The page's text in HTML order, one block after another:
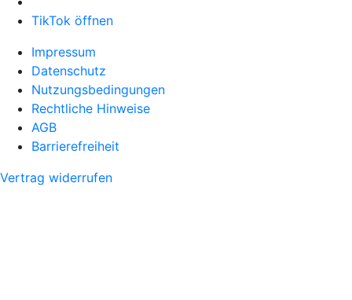
TikTok öffnen
Impressum
Datenschutz
Nutzungsbedingungen
Rechtliche Hinweise
AGB
Barrierefreiheit
Vertrag widerrufen